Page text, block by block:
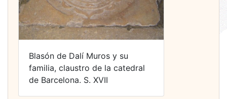
Blasón de Dalí Muros y su
familia, claustro de la catedral
de Barcelona. S. XVII